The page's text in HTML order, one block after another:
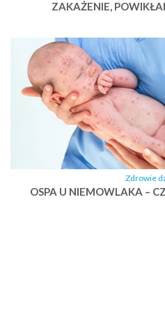
ZAKAŻENIE,
Zdrowie
OSPA U NIEMOWLAKA –